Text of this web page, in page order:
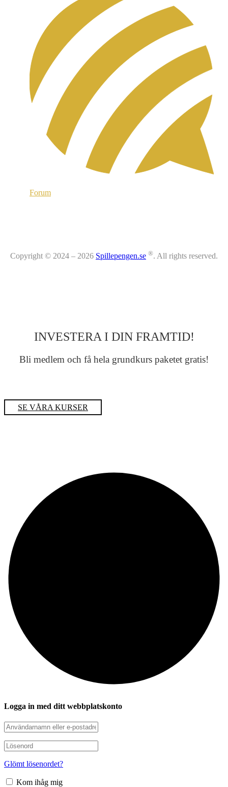
Forum
Copyright © 2024 – 2026 Spillepengen.se ®. All rights reserved.
INVESTERA I DIN FRAMTID!
Bli medlem och få hela grundkurs paketet gratis!
SE VÅRA KURSER
Logga in med ditt webbplatskonto
Glömt lösenordet?
Kom ihåg mig